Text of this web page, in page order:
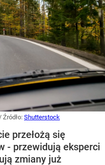
/ Źródło: Shutterstock
przełożą się
- przewidują eksperci
zmiany już